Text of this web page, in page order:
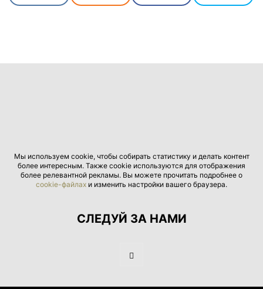
Мы используем cookie, чтобы собирать статистику и делать контент
более интересным. Также cookie используются для отображения
более релевантной рекламы. Вы можете прочитать подробнее о
cookie-файлах и изменить настройки вашего браузера.
СЛЕДУЙ ЗА НАМИ